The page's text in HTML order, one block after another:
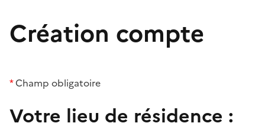
Création compte
*Champ obligatoire
Votre lieu de résidence :